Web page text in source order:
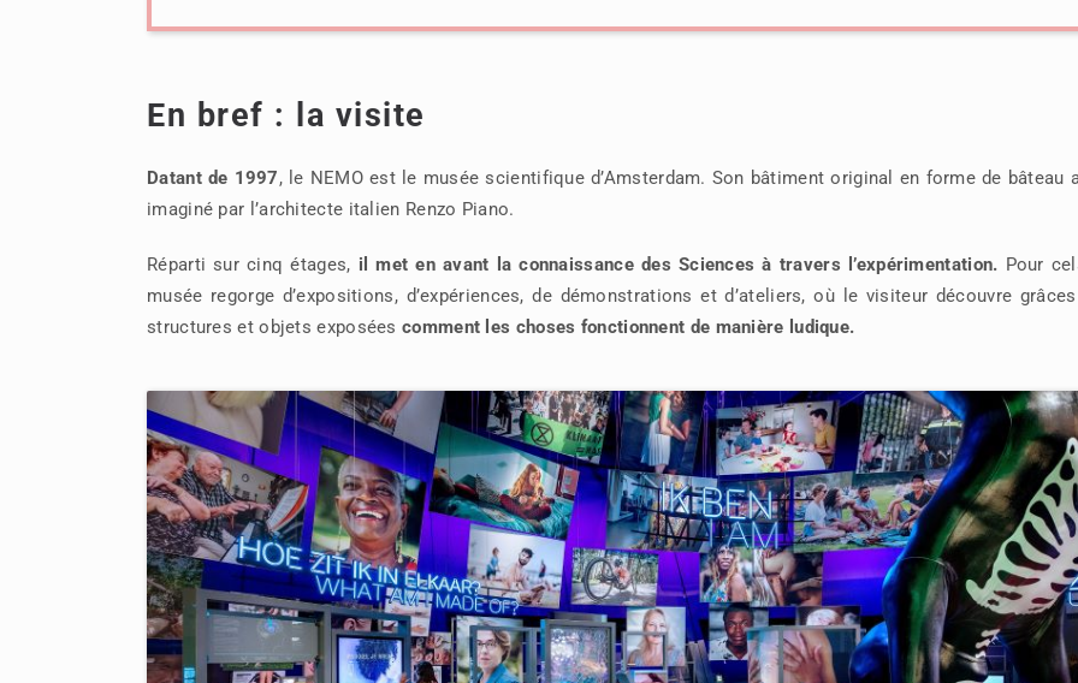
En bref : la visite
Datant de 1997, le NEMO est le musée scientifique d’Amsterdam. Son bâtiment original en forme de bâteau
imaginé par l’architecte italien Renzo Piano.
Réparti sur cinq étages, il met en avant la connaissance des Sciences à travers l’expérimentation. Pour
musée regorge d’expositions, d’expériences, de démonstrations et d’ateliers, où le visiteur découvre
structures et objets exposéescomment les choses fonctionnent de manière ludique.